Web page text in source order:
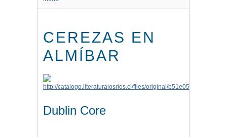
CEREZAS EN
ALMÍBAR
Dublin Core